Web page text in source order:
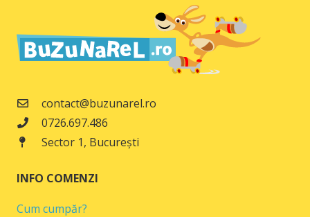
fost:
49,00 lei.
39,00 lei.
contact@buzunarel.ro
0726.697.486
Sector 1, București
INFO COMENZI
Cum cumpăr?